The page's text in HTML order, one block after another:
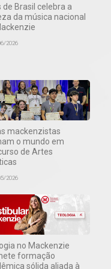
de Brasil celebra a
da música nacional
2026
mackenzistas
o mundo em
de Artes
2026
no Mackenzie
formação
sólida aliada à